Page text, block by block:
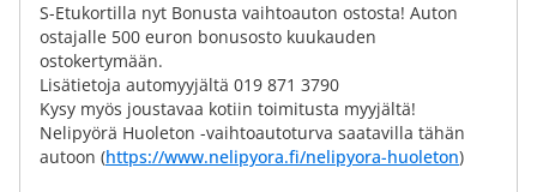
S-Etukortilla nyt Bonusta vaihtoauton ostosta! Auton
ostajalle 500 euron bonusosto kuukauden
ostokertymään.
Lisätietoja automyyjältä 019 871 3790
Kysy myös joustavaa kotiin toimitusta myyjältä!
Nelipyörä Huoleton -vaihtoautoturva saatavilla tähän
autoon (https://www.nelipyora.fi/nelipyora-huoleton)